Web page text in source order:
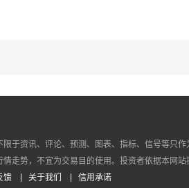
于资讯、评论、预测、图表、指标、信号等只
走势，不宜为交易目的使用。投资者依据本网
馈 关于我们 信用承诺